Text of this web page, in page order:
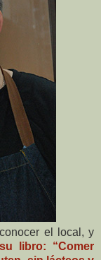
el local, y
libro: “Comer